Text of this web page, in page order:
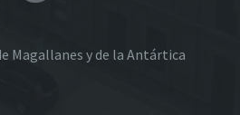
Magallanes y de la Antártica